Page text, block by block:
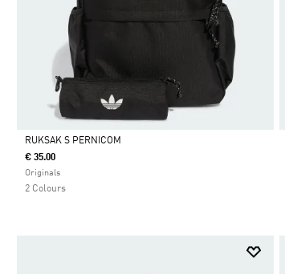
Da
RUKSAK S PERNICOM
€ 35.00
Originals
2 Colours